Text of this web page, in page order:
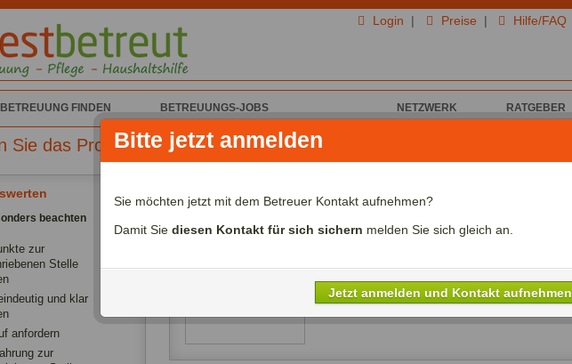
Login | Preise | Hilfe/FAQ
BETREUUNG FINDEN BETREUUNGS-JOBS RATGEBER
NETZWERK
Sie das Profil von Ján B. für Seniorenbetreuung
beachten
zur
Stelle
und klar
anfordern
zur
Ján B. aus Mosbach
Sprachen:
Bitte jetzt anmelden
Sie möchten jetzt mit dem Betreuer Kontakt aufnehmen?
Damit Sie diesen Kontakt für sich sichern melden Sie sich gleich an.
Jetzt anmelden und Kontakt aufnehmen